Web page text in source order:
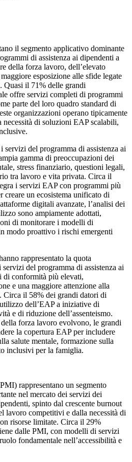
il segmento applicativo dominante
di assistenza ai dipendenti a
della forza lavoro, dell’elevato
esposizione alle sfide legate
Quasi il 71% delle grandi
offre servizi completi di programmi
parte del loro quadro standard di
organizzazioni operano tipicamente
di soluzioni EAP scalabili,
del programma di assistenza ai
gamma di preoccupazioni dei
stress finanziario, questioni legali,
tra lavoro e vita privata. Circa il
i servizi EAP con programmi più
creare un ecosistema unificato di
digitali avanzate, l’analisi dei
sono ampiamente adottati,
di monitorare i modelli di
modo proattivo i rischi emergenti
rappresentato la quota
del programma di assistenza ai
di conformità più elevati,
e una maggiore attenzione alla
Circa il 58% dei grandi datori di
dell’EAP a iniziative di
e di riduzione dell’assenteismo.
forza lavoro evolvono, le grandi
la copertura EAP per includere
salute mentale, formazione sulla
inclusivi per la famiglia.
rappresentano un segmento
nel mercato dei servizi dei
spinto dal crescente burnout
lavoro competitivi e dalla necessità di
risorse limitate. Circa il 29%
dalle PMI, con modelli di servizi
fondamentale nell’accessibilità e